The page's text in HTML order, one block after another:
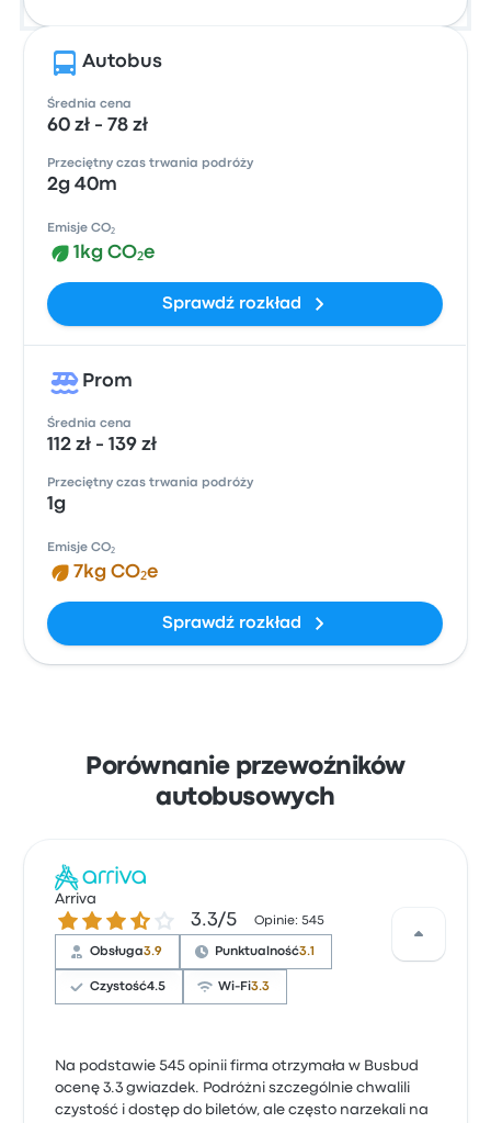
Autobus
Średnia cena
60 zł - 78 zł
Przeciętny czas trwania podróży
2g 40m
Emisje CO₂
1kg CO₂e
Sprawdź rozkład
Prom
Średnia cena
112 zł - 139 zł
Przeciętny czas trwania podróży
1g
Emisje CO₂
7kg CO₂e
Sprawdź rozkład
Porównanie przewoźników
autobusowych
Arriva
3.3 gwiazdek w skali do 5
3.3/5 Opinie: 545
Obsługa3.9 Punktualność3.1
Czystość4.5 Wi-Fi3.3
Na podstawie 545 opinii firma otrzymała w Busbud
ocenę 3.3 gwiazdek. Podróżni szczególnie chwalili
czystość i dostęp do biletów, ale często narzekali na